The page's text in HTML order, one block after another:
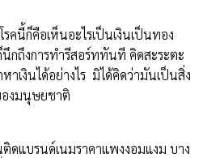
อเห็นอะไรเป็นเงินเป็นทอง
กถึงการทำรีสอร์ททันที คิดสะระตะ
าเงินได้อย่างไร มิได้คิดว่ามันเป็นสิ่ง
ของมนุษยชาติ
นด์เนมราคาแพงงอมแงม บาง